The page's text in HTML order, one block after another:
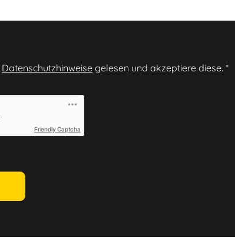
Datenschutzhinweise gelesen und akzeptiere diese.*
Friendly Captcha